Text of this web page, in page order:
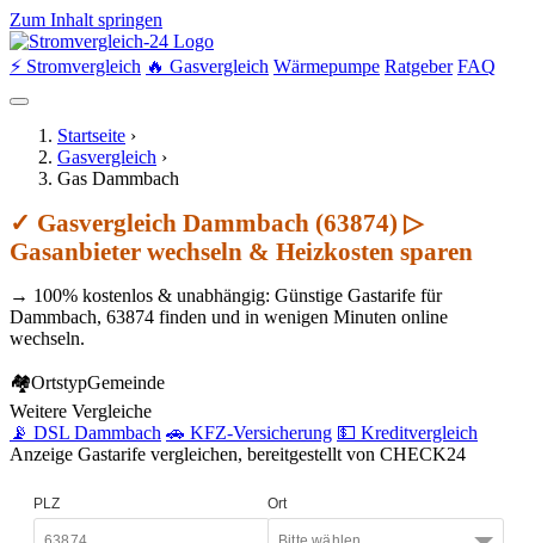
Zum Inhalt springen
⚡ Stromvergleich 🔥 Gasvergleich Wärmepumpe Ratgeber FAQ
Startseite ›
Gasvergleich ›
Gas Dammbach
✓ Gasvergleich Dammbach (63874) ▷
Gasanbieter wechseln & Heizkosten sparen
→ 100% kostenlos & unabhängig: Günstige Gastarife für
Dammbach, 63874 finden und in wenigen Minuten online
wechseln.
🏘OrtstypGemeinde
Weitere Vergleiche
📡 DSL Dammbach 🚗 KFZ-Versicherung 💵 Kreditvergleich
Anzeige Gastarife vergleichen, bereitgestellt von CHECK24